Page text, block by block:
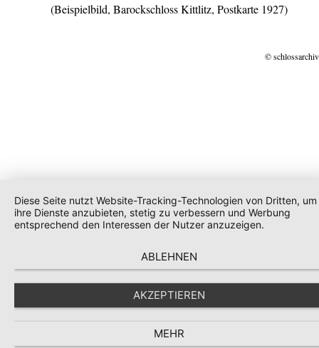
(Beispielbild, Barockschloss Kittlitz, Postkarte 1927)
©
Diese Seite nutzt Website-Tracking-Technologien von Dritten, um
ihre Dienste anzubieten, stetig zu verbessern und Werbung
entsprechend den Interessen der Nutzer anzuzeigen.
ABLEHNEN
AKZEPTIEREN
MEHR